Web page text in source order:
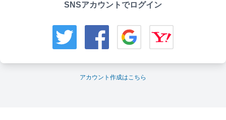
SNSアカウントでログイン
アカウント作成はこちら